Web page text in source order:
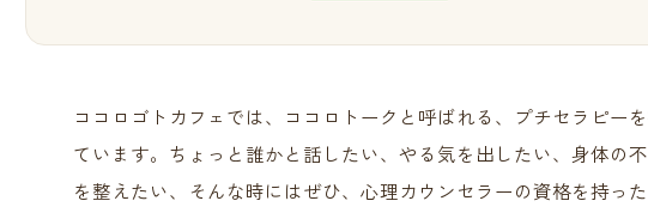
ココロゴトカフェでは、ココロトークと呼ばれる、プチセラピー
ています。ちょっと誰かと話したい、やる気を出したい、身体の
を整えたい、そんな時にはぜひ、心理カウンセラーの資格を持っ